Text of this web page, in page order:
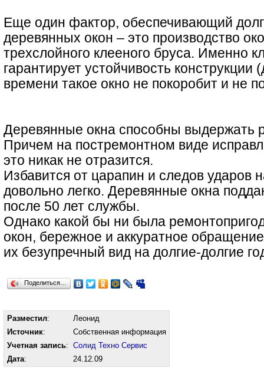
Еще один фактор, обеспечивающий
деревянных окон – это производство
трехслойного клееного бруса. Именно
гарантирует устойчивость конструкции
времени такое окно не покоробит и не
Деревянные окна способны выдержать
Причем на постремонтном виде
это никак не отразится.
Избавится от царапин и следов ударов
довольно легко. Деревянные окна
после 50 лет службы.
Однако какой бы ни была
окон, бережное и аккуратное
их безупречный вид на долгие-долгие
Поделиться…
Разместил:
Леонид
Источник:
Собственная информация
Учетная запись: Солид Техно Сервис
Дата: 24.12.09